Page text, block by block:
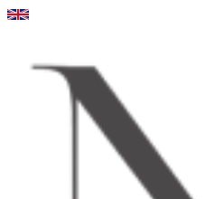
Videre